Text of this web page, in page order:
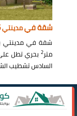
شقة فيمدينتي176 م
شقة في مدينتي
متر2
السادس تشطيب الشركة